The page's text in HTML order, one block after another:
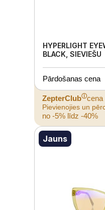
HYPERLIGHT
BLACK, SIEVIEŠU
Pārdošanas cena
ZepterClubⓘcena
Pievienojies un
no -5% līdz -40%
Jauns